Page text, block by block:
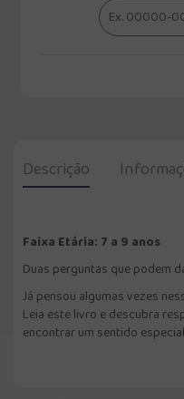
Descrição
Faixa Etária: 7 a 9 anos
Duas perguntas que podem
Já pensou algumas vezes
Leia este livro e descubra
encontrar um sentido